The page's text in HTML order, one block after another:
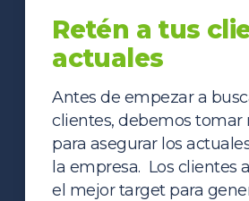
Retén a tus
actuales
Antes de empezar a
clientes, debemos tomar
para asegurar los
la empresa. Los clientes
el mejor target para